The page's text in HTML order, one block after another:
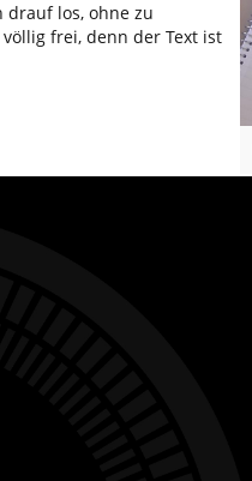
drauf los, ohne zu
frei, denn der Text ist